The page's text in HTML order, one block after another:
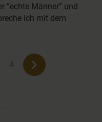
“echte Männer” und
ich mit dem